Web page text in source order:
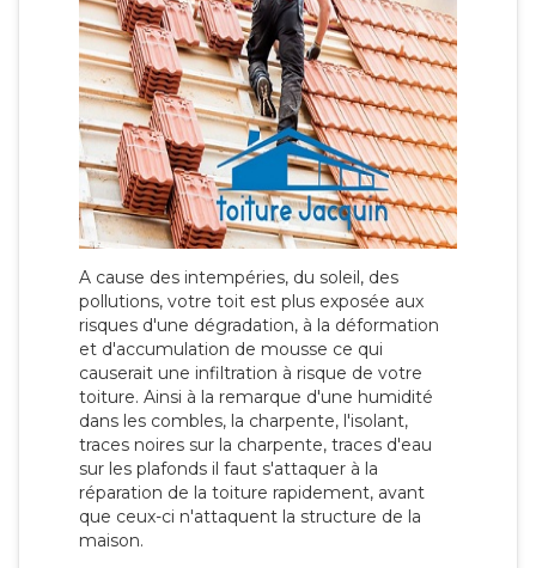
A cause des intempéries, du soleil, des
pollutions, votre toit est plus exposée aux
risques d'une dégradation, à la déformation
et d'accumulation de mousse ce qui
causerait une infiltration à risque de votre
toiture. Ainsi à la remarque d'une humidité
dans les combles, la charpente, l'isolant,
traces noires sur la charpente, traces d'eau
sur les plafonds il faut s'attaquer à la
réparation de la toiture rapidement, avant
que ceux-ci n'attaquent la structure de la
maison.